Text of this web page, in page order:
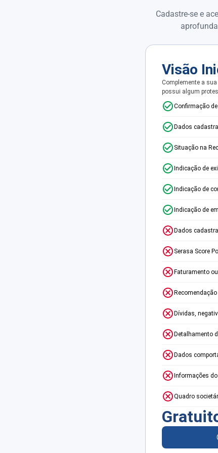
Cadastre-se e
Visão
Complemente a
possui algum
Confirmação
Dados
Situação na
Indicação de
Indicação de
Indicação de
Dados
Serasa Score
Faturamento
Dívidas,
Detalhamento
Dados
Informações do
Quadro